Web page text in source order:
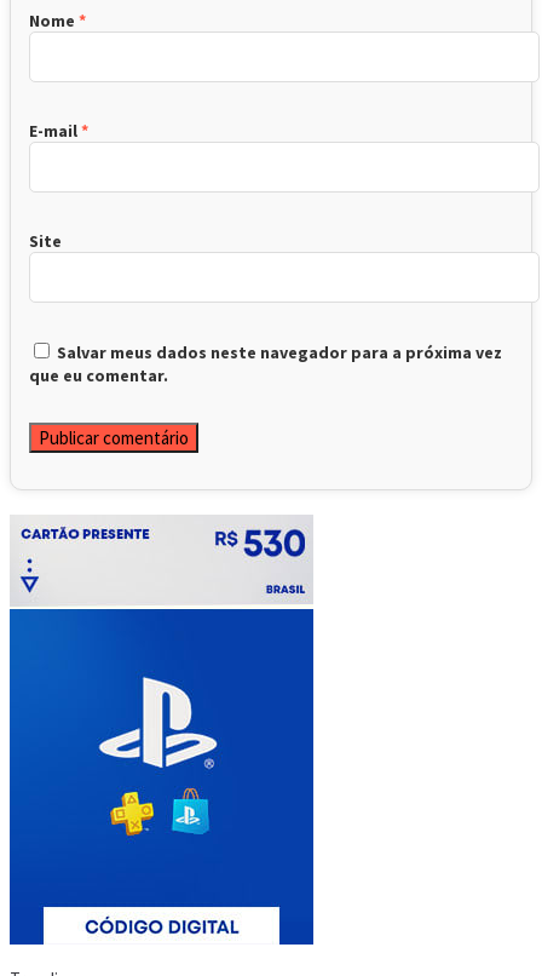
Nome *
E-mail*
Site
Salvar meus dados neste navegador para a próxima vez
que eu comentar.